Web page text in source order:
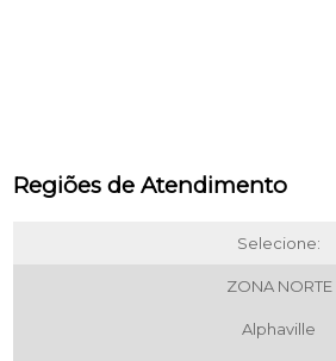
Regiões de Atendimento
Selecione:
ZONA NORTE
Alphaville